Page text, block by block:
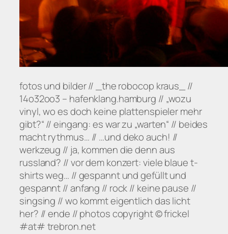
fotos und bilder // _the robocop kraus_ //
14o32oo3 – hafenklang.hamburg // „wozu
vinyl, wo es doch keine plattenspieler mehr
gibt?“ // eingang: es war zu „warten“ // beides
macht rythmus… // …und deko auch! //
werkzeug // ja, kommen die denn aus
russland? // vor dem konzert: viele blaue t-
shirts weg… // gespannt und gefüllt und
gespannt // anfang // rock // keine pause //
singsing // wo kommt eigentlich das licht
her? // ende // photos copyright © frickel
#at# trebron.net